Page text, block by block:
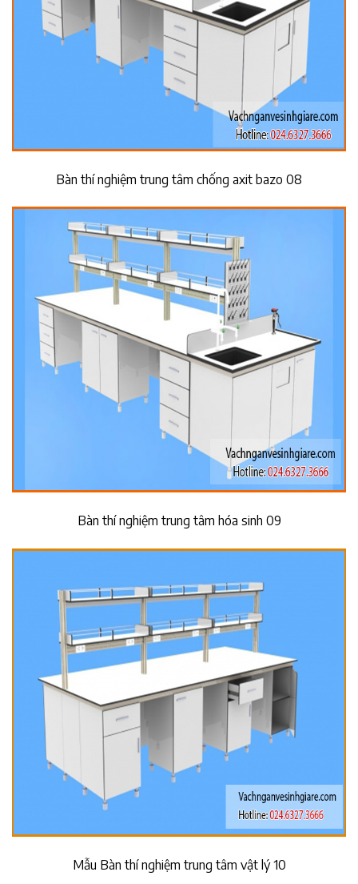
Bàn thí nghiệm trung tâm chống axit bazo 08
Bàn thí nghiệm trung tâm hóa sinh 09
Mẫu Bàn thí nghiệm trung tâm vật lý 10